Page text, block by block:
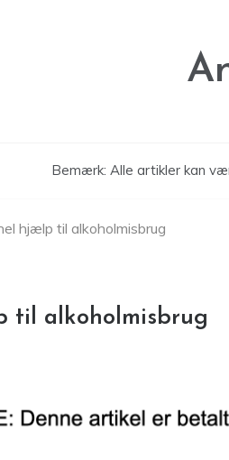
Bemærk: Alle artikler kan
hjælp til alkoholmisbrug
til alkoholmisbrug